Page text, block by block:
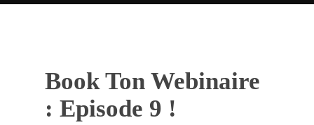
Book Ton Webinaire
: Episode 9 !